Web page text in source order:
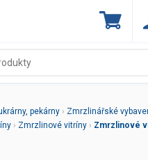
pekárny › Zmrzlinářské
› Zmrzlinové vitríny › Zmrzlinové